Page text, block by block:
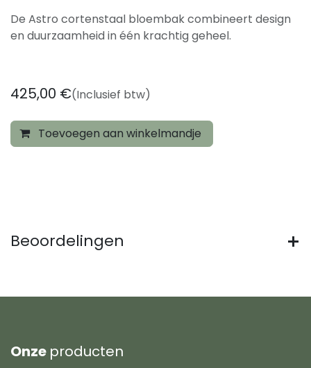
De Astro cortenstaal bloembak combineert design
en duurzaamheid in één krachtig geheel.
425,00 €(Inclusief btw)
Toevoegen aan winkelmandje
Beoordelingen
Onze producten